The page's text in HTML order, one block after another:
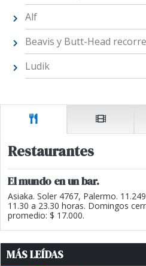
Alf
Beavis y Butt-Head
Ludik
Restaurantes
El mundo en un bar.
Asiaka. Soler 4767, Palermo.
11.30 a 23.30 horas. Domingos
promedio: $ 17.000.
MÁS LEÍDAS